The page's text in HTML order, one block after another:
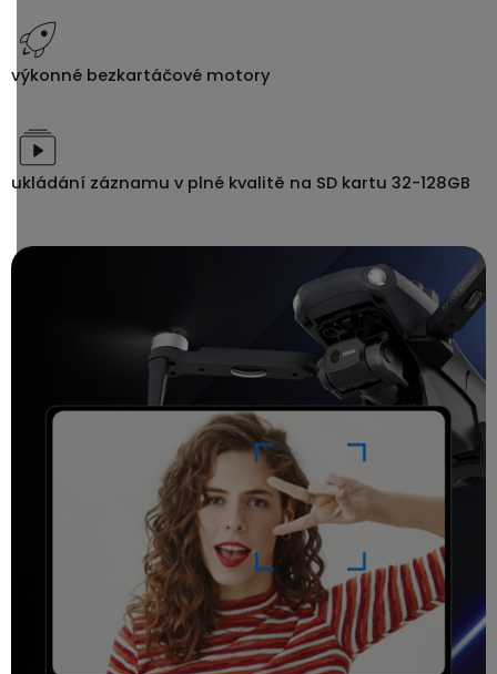
výkonné bezkartáčové motory
ukládání záznamu v plné kvalitě na SD kartu 32-128GB